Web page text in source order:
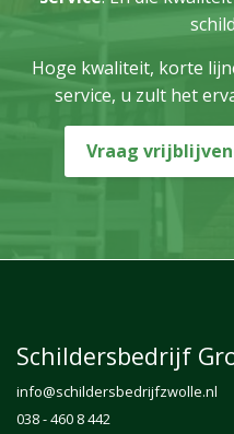
Hoge kwaliteit, korte
service, u zult het
Vraag
Schildersbedrijf
info@schildersbedrijfzwolle.nl
038 - 460 8 442